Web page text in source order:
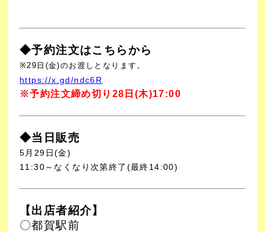
◆予約注文はこちらから
※29日(金)のお渡しとなります。
https://x.gd/ndc6R
※予約注文締め切り28日(木)17:00
◆当日販売
5月29日(金)
11:30～なくなり次第終了(最終14:00)
【出店者紹介】
〇都賀駅前